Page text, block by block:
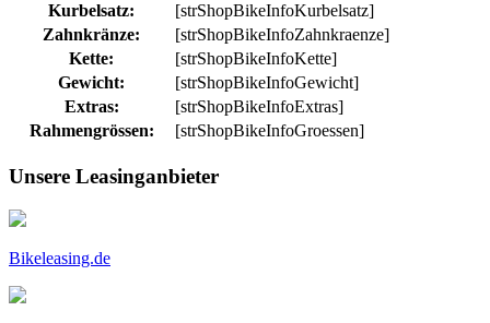
Kurbelsatz:
[strShopBikeInfoKurbelsatz]
Zahnkränze:
[strShopBikeInfoZahnkraenze]
Kette:
[strShopBikeInfoKette]
Gewicht:
[strShopBikeInfoGewicht]
Extras:
[strShopBikeInfoExtras]
Rahmengrössen:
[strShopBikeInfoGroessen]
Unsere Leasinganbieter
Bikeleasing.de